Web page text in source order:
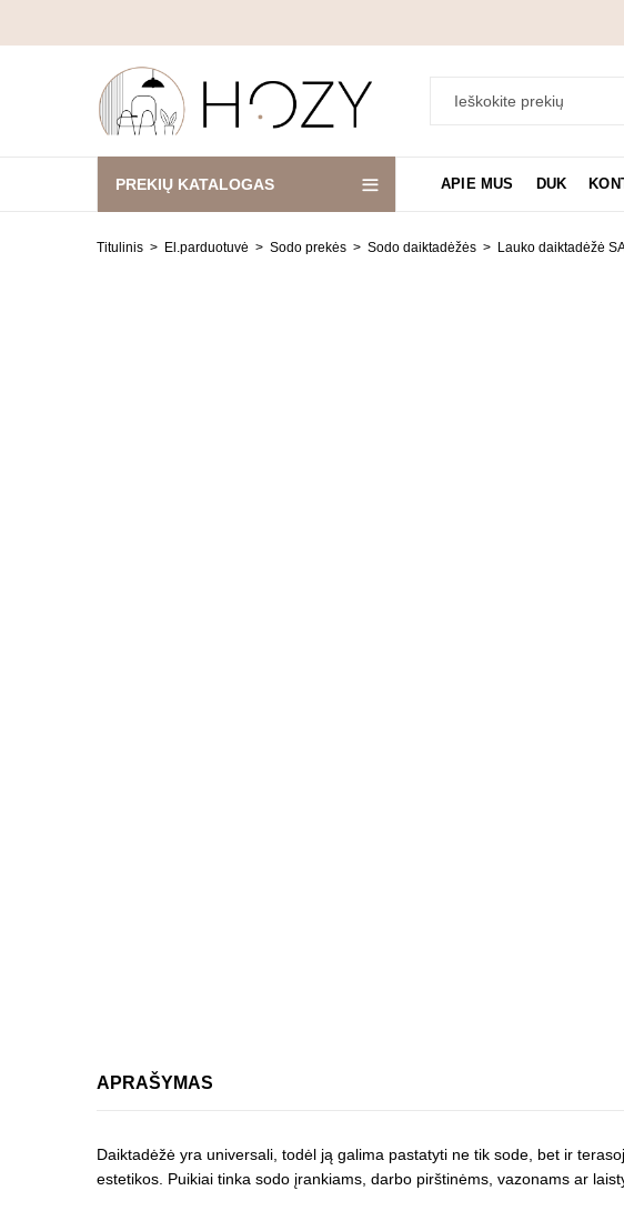
PREKIŲ KATALOGAS APIE MUS DUK
Titulinis El.parduotuvė Sodo prekės Sodo daiktadėžės Lauko daiktadėžė
APRAŠYMAS
Daiktadėžė yra universali, todėl ją galima pastatyti ne tik sode, bet ir
estetikos. Puikiai tinka sodo įrankiams, darbo pirštinėms, vazonams ar